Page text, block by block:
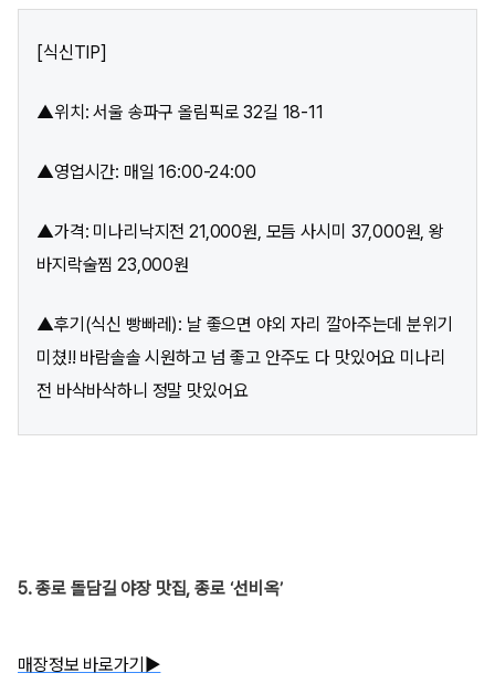
[식신TIP]
▲위치: 서울 송파구 올림픽로 32길 18-11
▲영업시간: 매일 16:00-24:00
▲가격: 미나리낙지전 21,000원, 모듬 사시미 37,000원, 왕
바지락술찜 23,000원
▲후기(식신 빵빠레): 날 좋으면 야외 자리 깔아주는데 분위기
미쳤!! 바람솔솔 시원하고 넘 좋고 안주도 다 맛있어요 미나리
전 바삭바삭하니 정말 맛있어요
5. 종로 돌담길 야장 맛집, 종로 ‘선비옥’
매장정보 바로가기▶